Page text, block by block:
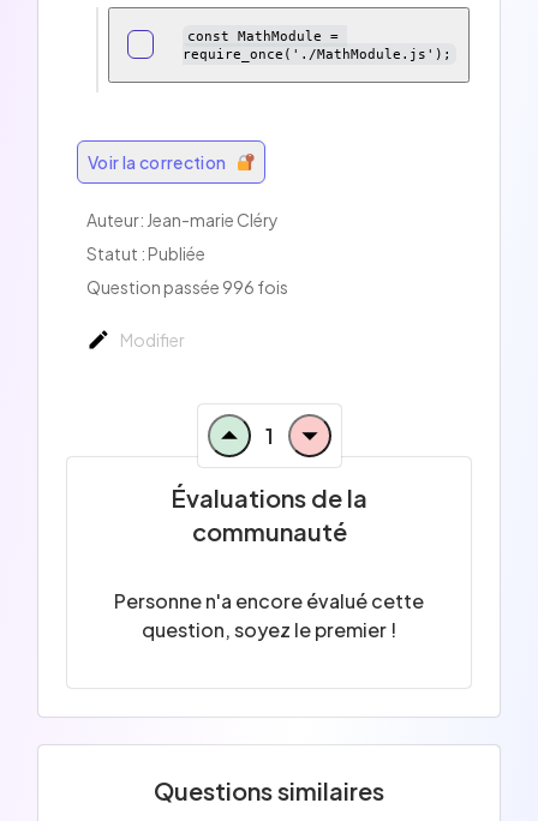
const MathModule =
require_once('./MathModule.js');
Voir la correction
Auteur: Jean-marie Cléry
Statut : Publiée
Question passée 996 fois
Modifier
1
Évaluations de la
communauté
Personne n'a encore évalué cette
question, soyez le premier !
Questions similaires